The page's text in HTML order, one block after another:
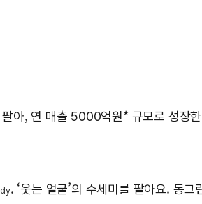
아, 연 매출 5000억원* 규모로 성장
. ‘웃는 얼굴’의 수세미를 팔아요. 동